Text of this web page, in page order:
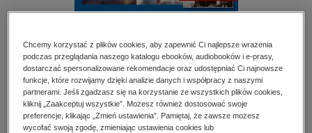
historia
religie
Przeczytaj fragment
Rycerz Niepokalanej – e-wydanie – 7-8/2026
Numery archiwalne
Chcemy korzystać z plików cookies, aby zapewnić Ci najlepsze wrażenia
podczas przeglądania naszego katalogu ebooków, audiobooków i e-prasy,
dostarczać spersonalizowane rekomendacje oraz udostępniać Ci najnowsze
funkcje, które rozwijamy dzięki analizie danych i współpracy z naszymi
partnerami. Jeśli zgadzasz się na korzystanie ze wszystkich plików cookies,
kliknij „Zaakceptuj wszystkie”. Możesz również dostosować swoje
preferencje, klikając „Zmień ustawienia”. Pamiętaj, że zawsze możesz
wycofać swoją zgodę, zmieniając ustawienia cookies lub